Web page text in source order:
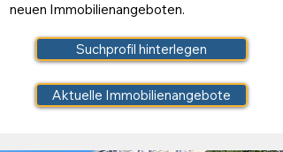
neuen Immobilienangeboten.
Suchprofil hinterlegen
Aktuelle Immobilienangebote